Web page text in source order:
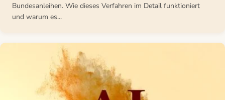
Bundesanleihen. Wie dieses Verfahren im Detail funktioniert
und warum es...